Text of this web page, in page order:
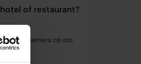
of restaurant?
ondernemers op om